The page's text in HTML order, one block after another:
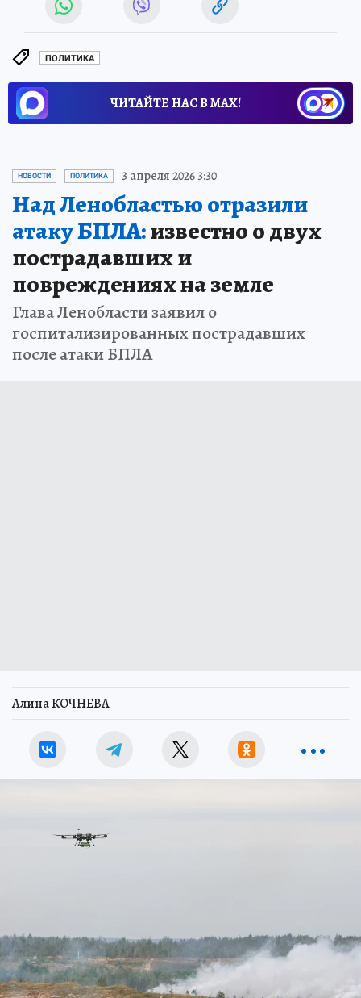
ПОЛИТИКА
ЧИТАЙТЕ НАС В МАХ!
НОВОСТИ ПОЛИТИКА 3 апреля 2026 3:30
Над Ленобластью отразили
атаку БПЛА:известно о двух
пострадавших и
повреждениях на земле
Глава Ленобласти заявил о
госпитализированных пострадавших
после атаки БПЛА
Алина КОЧНЕВА